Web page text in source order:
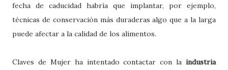
fecha de caducidad habría que implantar, por ejemplo,
técnicas de conservación más duraderas algo que a la larga
puede afectar a la calidad de los alimentos.
Claves de Mujer ha intentado contactar con la industria